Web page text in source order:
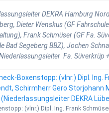
DEKRA Hamburg
Dieter Wenskus (GF
Frank Schmüser (GF Fa.
Bad Segeberg BBZ), Jochen
Fa. Süverkrüp
(vlnr.) Dipl. Ing. Frank